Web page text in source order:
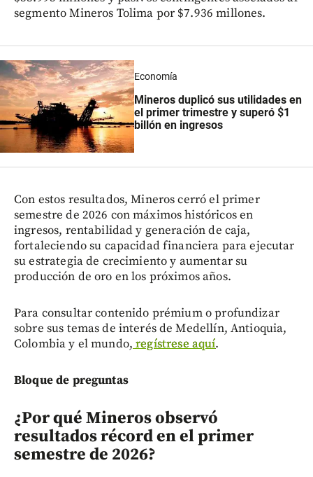
segmento Mineros Tolima por $7.936 millones.
Economía
Mineros duplicó sus utilidades en
el primer trimestre y superó $1
billón en ingresos
Con estos resultados, Mineros cerró el primer
semestre de 2026 con máximos históricos en
ingresos, rentabilidad y generación de caja,
fortaleciendo su capacidad financiera para ejecutar
su estrategia de crecimiento y aumentar su
producción de oro en los próximos años.
Para consultar contenido prémium o profundizar
sobre sus temas de interés de Medellín, Antioquia,
Colombia y el mundo, regístrese aquí.
Bloque de preguntas
¿Por qué Mineros observó
resultados récord en el primer
semestre de 2026?